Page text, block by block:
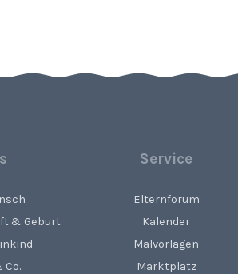
& Geburt
Co.
Service
Elternforum
Kalender
Malvorlagen
Marktplatz